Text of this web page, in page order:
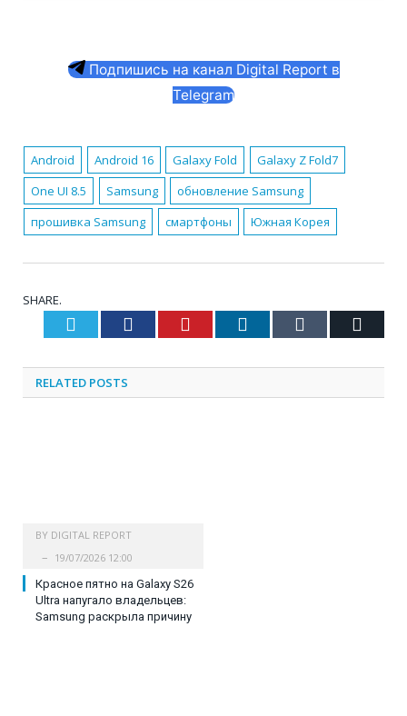
Подпишись на канал Digital Report в
Telegram
Android Android 16 Galaxy Fold
Galaxy Z Fold7
One UI 8.5
Samsung
обновление Samsung
прошивка Samsung
смартфоны Южная Корея
SHARE.
Twitter Facebook Pinterest LinkedIn Tumblr
RELATED POSTS
BY DIGITAL REPORT
19/07/2026 12:00
Красное пятно на Galaxy S26
Ultra напугало владельцев:
Samsung раскрыла причину